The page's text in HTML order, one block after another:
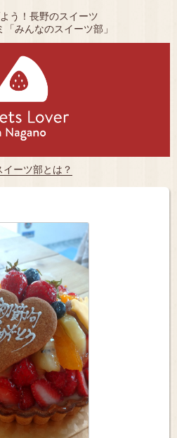
う！長野のスイーツ
「みんなのスイーツ部」
イーツ部とは？